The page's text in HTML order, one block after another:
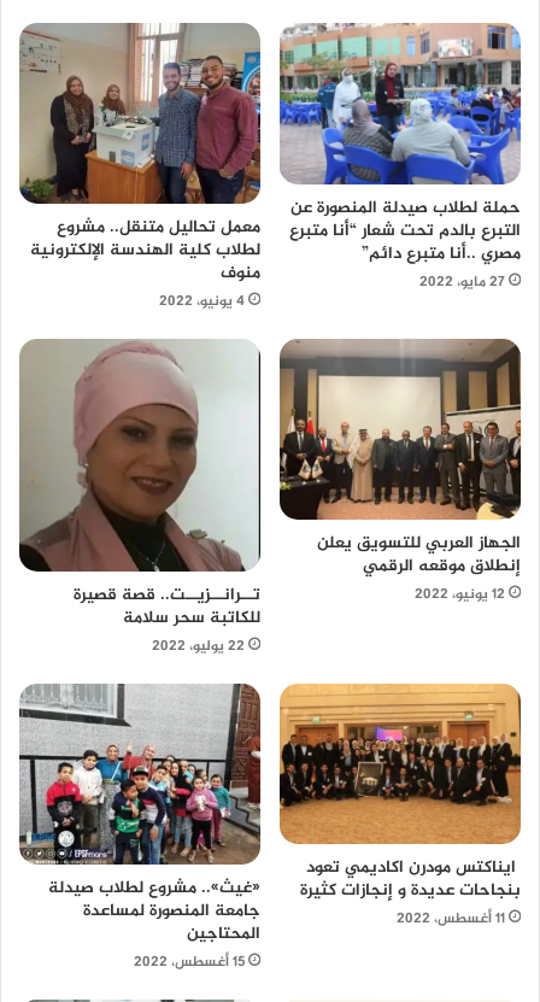
حملة لطلاب صيدلة المنصورة عن
التبرع بالدم تحت شعار “أنا متبرع
مصري ..أنا متبرع دائم”
27 مايو، 2022
معمل تحاليل متنقل.. مشروع
لطلاب كلية الهندسة الإلكترونية
منوف
4 يونيو، 2022
الجهاز العربي للتسويق يعلن
إنطلاق موقعه الرقمي
12 يونيو، 2022
تــرانــزيــت.. قصة قصيرة
للكاتبة سحر سلامة
22 يوليو، 2022
ايناكتس مودرن اكاديمي تعود
بنجاحات عديدة و إنجازات كثيرة
11 أغسطس، 2022
«غيث».. مشروع لطلاب صيدلة
جامعة المنصورة لمساعدة
المحتاجين
15 أغسطس، 2022